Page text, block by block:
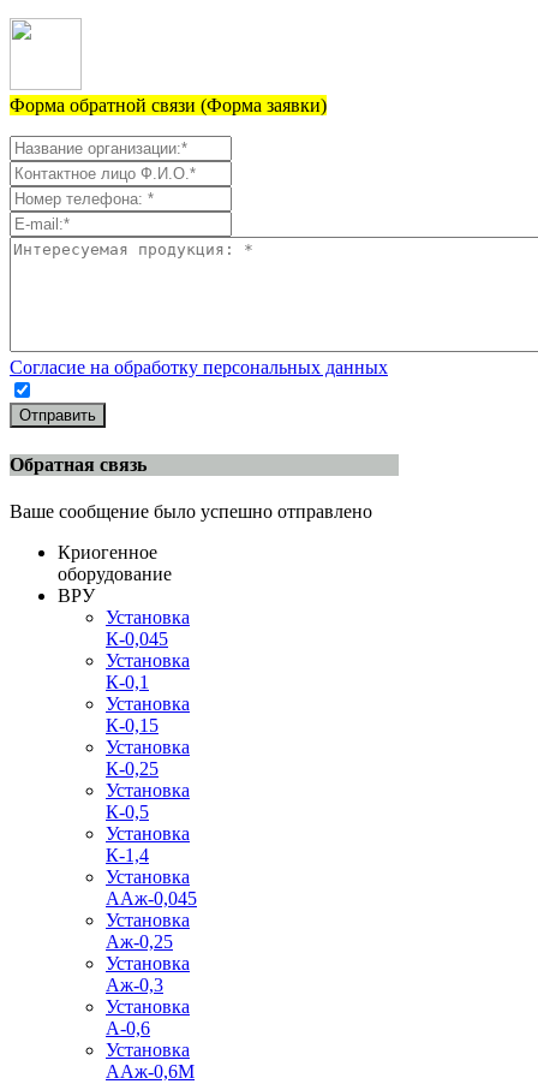
Форма обратной связи (Форма заявки)
Согласие на обработку персональных данных
Отправить
Обратная связь
Ваше сообщение было успешно отправлено
Криогенное
оборудование
ВРУ
Установка
К-0,045
Установка
К-0,1
Установка
К-0,15
Установка
К-0,25
Установка
К-0,5
Установка
К-1,4
Установка
ААж-0,045
Установка
Аж-0,25
Установка
Аж-0,3
Установка
А-0,6
Установка
ААж-0,6М